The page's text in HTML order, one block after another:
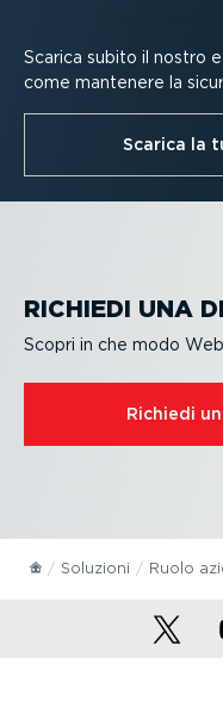
Scarica subito il nostro
come mantenere la
Scarica la
RICHIEDI UNA
Scopri in che modo
Richiedi
Soluzioni Ruolo